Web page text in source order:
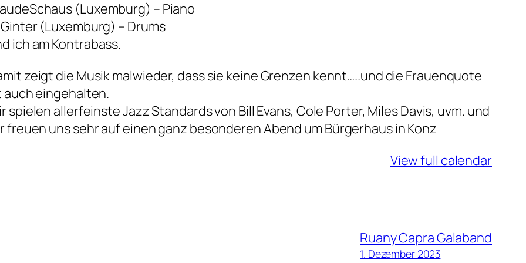
(Luxemburg) – Piano
(Luxemburg) – Drums
ich am Kontrabass.
zeigt die Musik malwieder, dass sie keine Grenzen kennt…..und die Frauenquote
auch eingehalten.
spielen allerfeinste Jazz Standards von Bill Evans, Cole Porter, Miles Davis, uvm. und
freuen uns sehr auf einen ganz besonderen Abend um Bürgerhaus in Konz
View full calendar
Ruany Capra Galaband
1. Dezember 2023